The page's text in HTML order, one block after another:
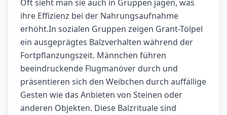
Oft sieht man sie auch in Gruppen jagen, was
ihre Effizienz bei der Nahrungsaufnahme
erhöht.In sozialen Gruppen zeigen Grant-Tölpel
ein ausgeprägtes Balzverhalten während der
Fortpflanzungszeit. Männchen führen
beeindruckende Flugmanöver durch und
präsentieren sich den Weibchen durch auffällige
Gesten wie das Anbieten von Steinen oder
anderen Objekten. Diese Balzrituale sind